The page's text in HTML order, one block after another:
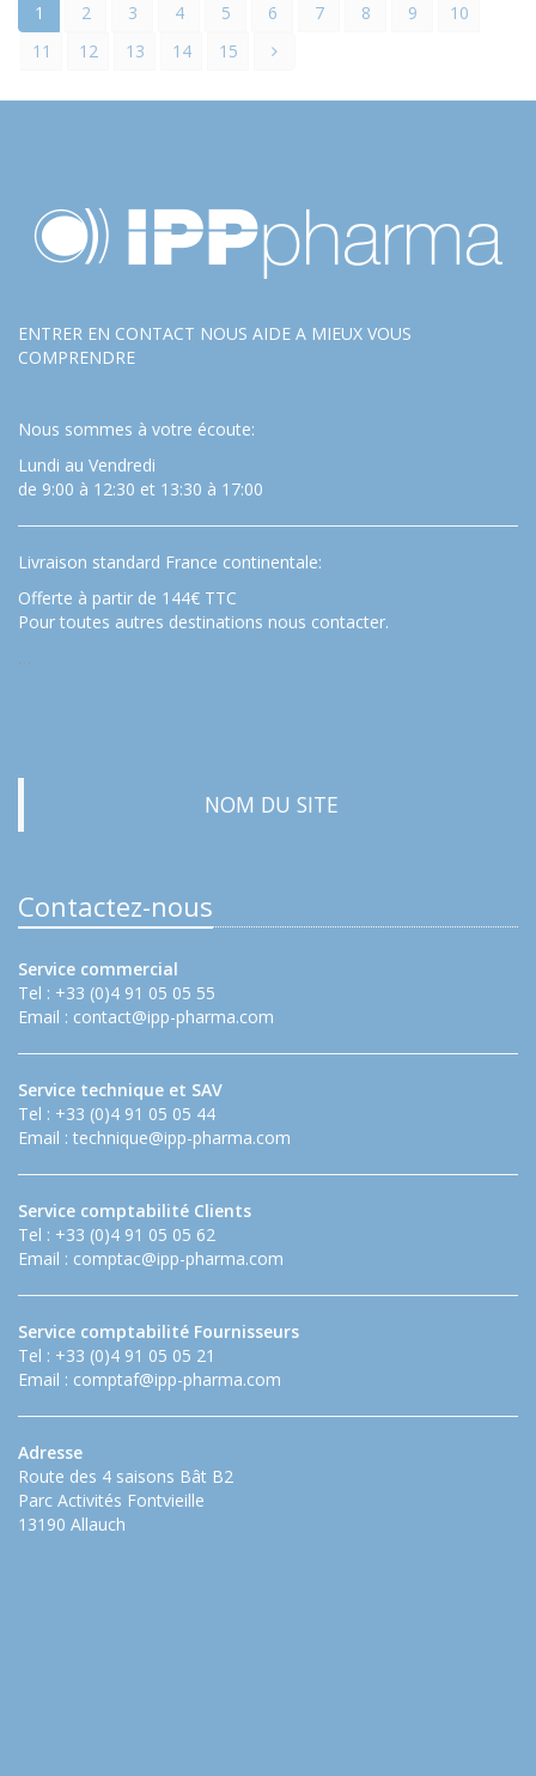
1 2 3 4 5 6 7 8 9
10
11
12 13 14 15
ENTRER EN CONTACT NOUS AIDE A MIEUX VOUS
COMPRENDRE
Nous sommes à votre écoute:
Lundi au Vendredi
de 9:00 à 12:30 et 13:30 à 17:00
Livraison standard France continentale:
Offerte à partir de 144€ TTC
Pour toutes autres destinations nous contacter.
…
NOM DU SITE
Contactez-nous
Service commercial
Tel : +33 (0)4 91 05 05 55
Email : contact@ipp-pharma.com
Service technique et SAV
Tel : +33 (0)4 91 05 05 44
Email : technique@ipp-pharma.com
Service comptabilité Clients
Tel : +33 (0)4 91 05 05 62
Email : comptac@ipp-pharma.com
Service comptabilité Fournisseurs
Tel : +33 (0)4 91 05 05 21
Email : comptaf@ipp-pharma.com
Adresse
Route des 4 saisons Bât B2
Parc Activités Fontvieille
13190 Allauch